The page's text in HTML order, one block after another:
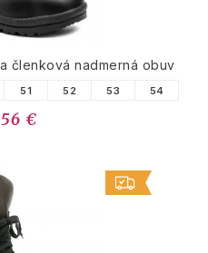
členková nadmerná obuv
51 52 53 54
€